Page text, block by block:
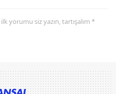
yorumu siz yazın, tartışalım *